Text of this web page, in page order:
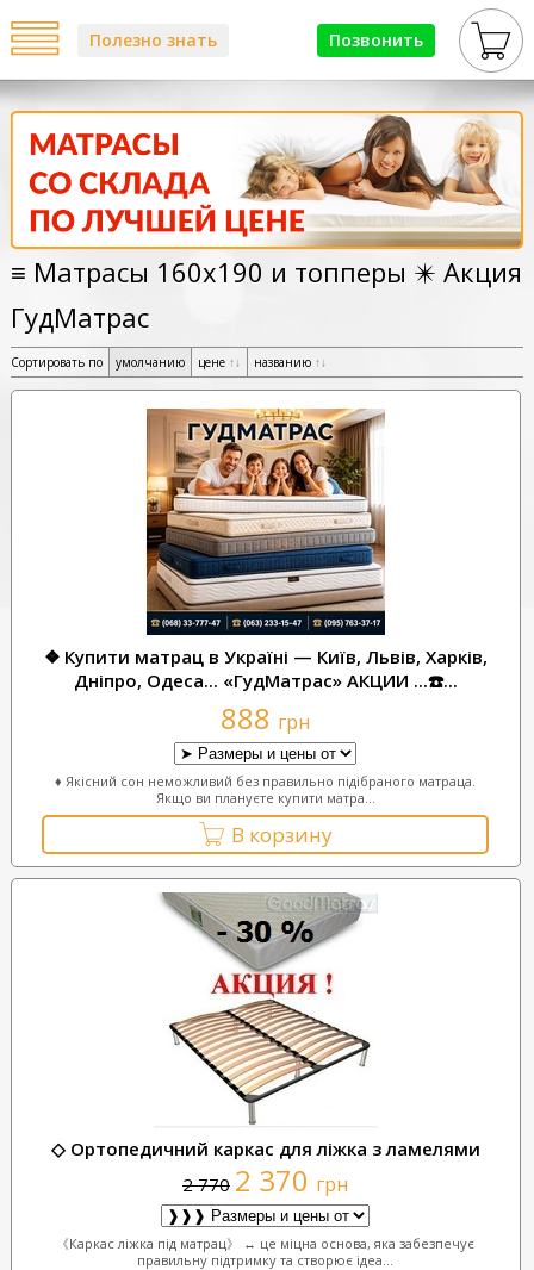
Позвонить
Полезно знать
≡ Матрасы 160х190 и топперы ✴️ Акция
ГудМатрас
Сортировать по умолчанию цене ↑↓ названию ↑↓
❖ Купити матрац в Україні — Київ, Львів, Харків,
Дніпро, Одеса... «ГудМатрас» АКЦИИ ...☎️...
888 грн
♦ Якісний сон неможливий без правильно підібраного матраца.
Якщо ви плануєте купити матра...
В корзину
◇ Ортопедичний каркас для ліжка з ламелями
2 770 2 370 грн
《Каркас ліжка під матрац》 ↔ це міцна основа, яка забезпечує
правильну підтримку та створює ідеа...